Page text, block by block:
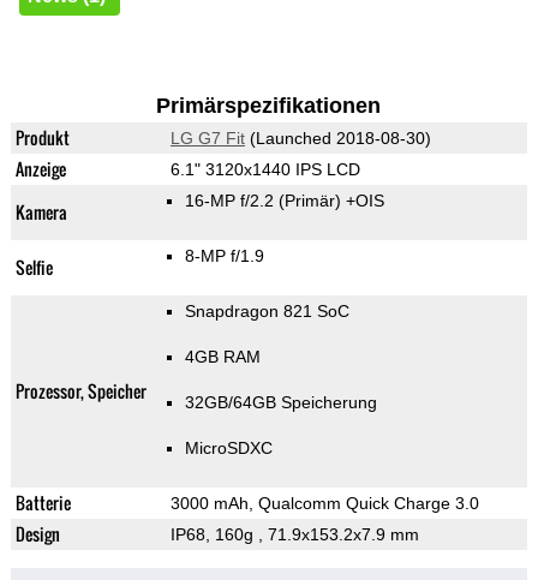
Primärspezifikationen
Produkt LG G7 Fit(Launched 2018-08-30)
Anzeige 6.1" 3120x1440 IPS LCD
Kamera 16-MP f/2.2 (Primär) +OIS
Selfie 8-MP f/1.9
Prozessor, Speicher
Snapdragon 821 SoC
4GB RAM
32GB/64GB Speicherung
MicroSDXC
Batterie 3000 mAh, Qualcomm Quick Charge 3.0
Design IP68, 160g , 71.9x153.2x7.9 mm